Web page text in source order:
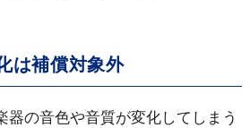
は補償対象外
器の音色や音質が変化してしまう